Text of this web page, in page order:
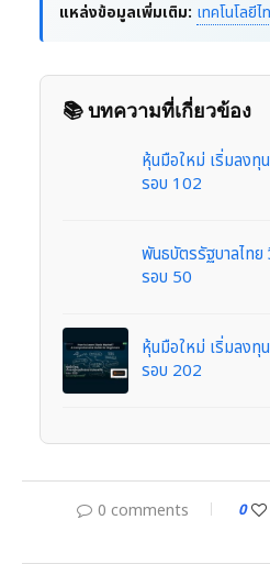
แหล่งข้อมูลเพิ่มเติม: เทคโนโลยีไ
📚 บทความที่เกี่ยวข้อง
หุ้นมือใหม่ เริ่มลงทุ
รอบ 102
พันธบัตรรัฐบาลไทย
รอบ 50
หุ้นมือใหม่ เริ่มลงทุ
รอบ 202
0 comments 0